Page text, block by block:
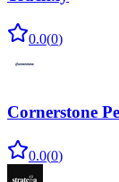
0.0(0)
Cornerstone
0.0(0)